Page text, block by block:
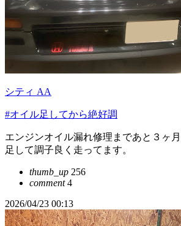
シティ AA
#オイル足してから絶好調
エンジンオイル漏れ修理まであと３ヶ
足して調子良く走ってます。
thumb_up 256
comment4
2026/04/23 00:13